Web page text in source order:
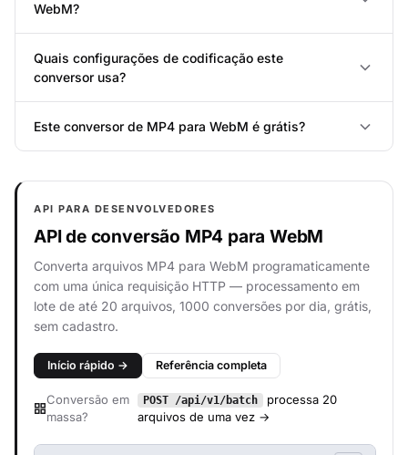
WebM?
Quais configurações de codificação este
conversor usa?
Este conversor de MP4 para WebM é grátis?
API PARA DESENVOLVEDORES
API de conversão MP4 para WebM
Converta arquivos MP4 para WebM programaticamente
com uma única requisição HTTP — processamento em
lote de até 20 arquivos, 1000 conversões por dia, grátis,
sem cadastro.
Início rápido → Referência completa
Conversão em
massa?
POST /api/v1/batch
processa 20
arquivos de uma vez →